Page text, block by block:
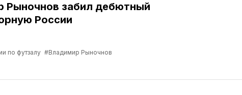
Рыночнов забил дебютный
России
по футзалу #Владимир Рыночнов